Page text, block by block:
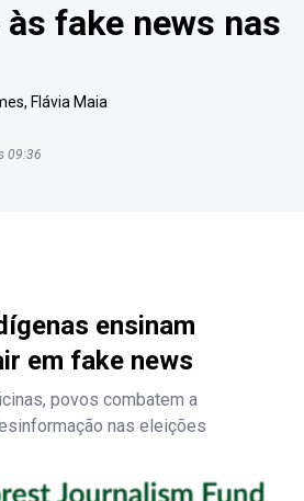
fake news nas
, Flávia Maia
09:36
ensinam
em fake news
povos combatem a
nas eleições